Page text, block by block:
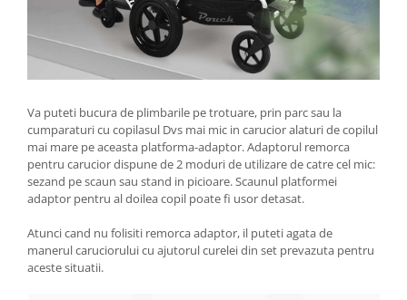
Va puteti bucura de plimbarile pe trotuare, prin parc sau la
cumparaturi cu copilasul Dvs mai mic in carucior alaturi de copilul
mai mare pe aceasta platforma-adaptor. Adaptorul remorca
pentru carucior dispune de 2 moduri de utilizare de catre cel mic:
sezand pe scaun sau stand in picioare. Scaunul platformei
adaptor pentru al doilea copil poate fi usor detasat.
Atunci cand nu folisiti remorca adaptor, il puteti agata de
manerul caruciorului cu ajutorul curelei din set prevazuta pentru
aceste situatii.